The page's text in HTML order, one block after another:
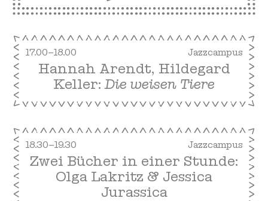
17.00–18.00 Jazzcampus
Hannah Arendt, Hildegard
Keller:Die weisen Tiere
18.30–19.30 Jazzcampus
Zwei Bücher in einer Stunde:
Olga Lakritz & Jessica
Jurassica